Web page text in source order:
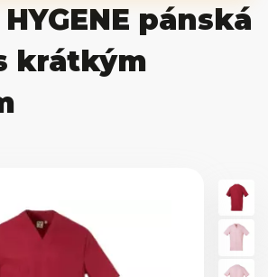
HYGENE pánská
krátkým